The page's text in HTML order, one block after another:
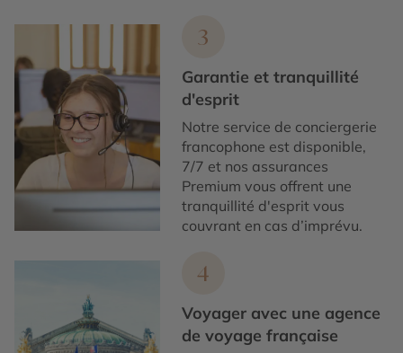
3
Garantie et tranquillité
d'esprit
Notre service de conciergerie
francophone est disponible,
7/7 et nos assurances
Premium vous offrent une
tranquillité d'esprit vous
couvrant en cas d’imprévu.
4
Voyager avec une agence
de voyage française